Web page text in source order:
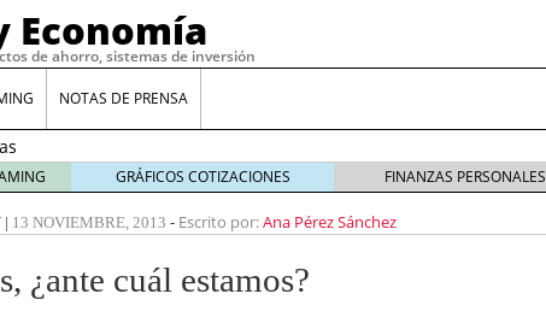
Economía
de ahorro, sistemas de inversión
NOTAS DE PRENSA
GRÁFICOS COTIZACIONES FINANZAS PERSONALES
| 13 NOVIEMBRE, 2013 - Escrito por:Ana Pérez Sánchez
¿ante cuál estamos?